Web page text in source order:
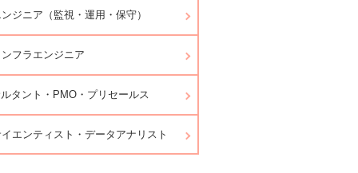
ジニア（監視・運用・保守）
フラエンジニア
タント・PMO・プリセールス
エンティスト・データアナリスト